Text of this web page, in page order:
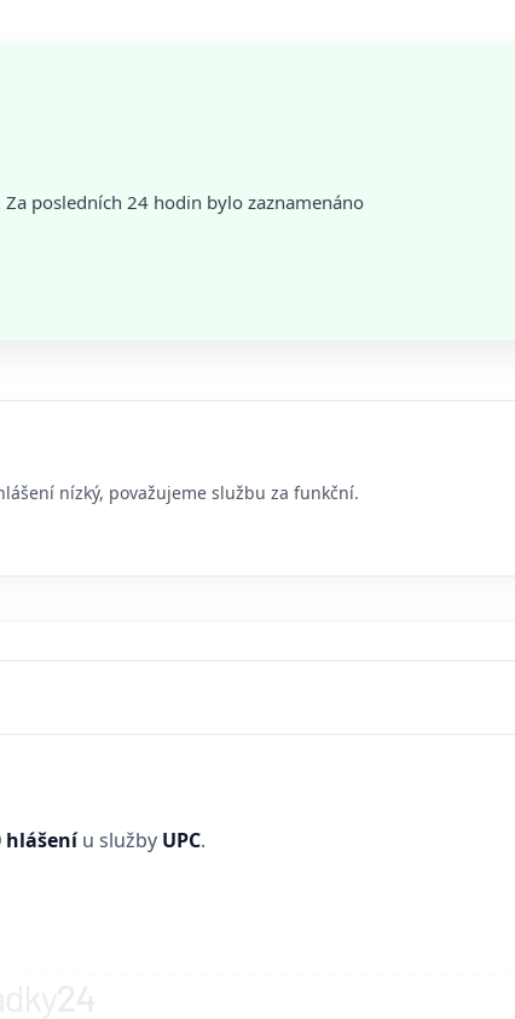
Za posledních 24 hodin bylo zaznamenáno
nízký, považujeme službu za funkční.
hlášeníu služby UPC.